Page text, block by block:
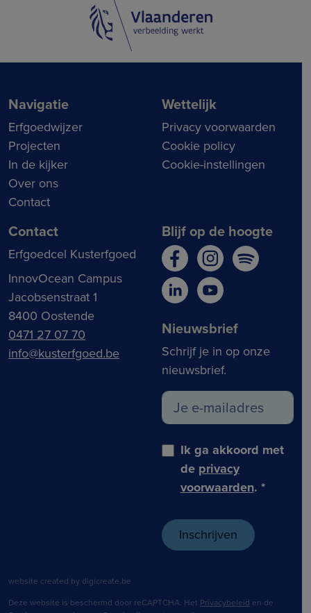
Navigatie
Erfgoedwijzer
Projecten
In de kijker
Over ons
Contact
Wettelijk
Privacy voorwaarden
Cookie policy
Cookie-instellingen
Contact
Erfgoedcel Kusterfgoed
InnovOcean Campus
Jacobsenstraat 1
8400 Oostende
0471 27 07 70
info@kusterfgoed.be
Blijf op de hoogte
Nieuwsbrief
Schrijf je in op onze
nieuwsbrief.
Ik ga akkoord met
de privacy
voorwaarden. *
website created by digicreate.be
Deze website is beschermd door reCAPTCHA. Het Privacybeleid en de